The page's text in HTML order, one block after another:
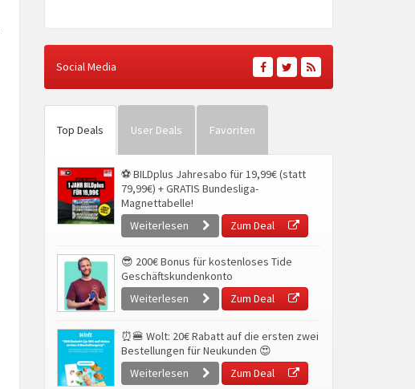
Social Media
Top Deals User Deals Favoriten
⚽ BILDplus Jahresabo für 19,99€ (statt
79,99€) + GRATIS Bundesliga-
Magnettabelle!
Weiterlesen
Zum Deal
😎 200€ Bonus für kostenloses Tide
Geschäftskundenkonto
Weiterlesen
Zum Deal
⏰🍔 Wolt: 20€ Rabatt auf die ersten zwei
Bestellungen für Neukunden 😍
Weiterlesen
Zum Deal